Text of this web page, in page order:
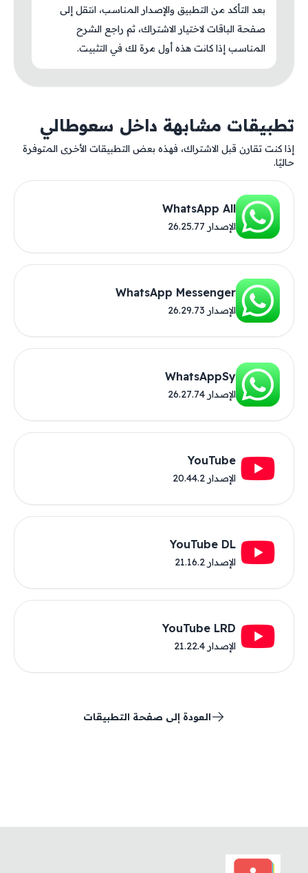
بعد التأكد من التطبيق والإصدار المناسب، انتقل إلى
صفحة الباقات لاختيار الاشتراك، ثم راجع الشرح
المناسب إذا كانت هذه أول مرة لك في التثبيت.
تطبيقات مشابهة داخل سعوطالي
إذا كنت تقارن قبل الاشتراك، فهذه بعض التطبيقات الأخرى المتوفرة
حاليًا.
WhatsApp All
الإصدار 26.25.77
WhatsApp Messenger
الإصدار 26.29.73
WhatsAppSy
الإصدار 26.27.74
YouTube
الإصدار 20.44.2
YouTube DL
الإصدار 21.16.2
YouTube LRD
الإصدار 21.22.4
العودة إلى صفحة التطبيقات